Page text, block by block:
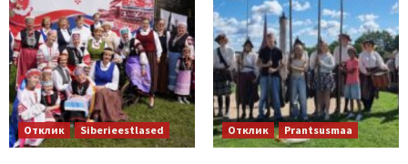
Отклик Siberieestlased Отклик Prantsusmaa